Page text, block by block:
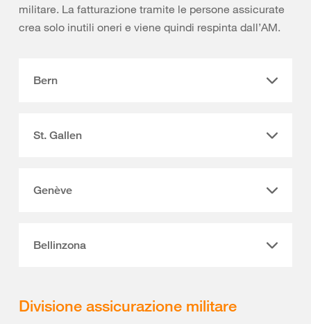
militare. La fatturazione tramite le persone assicurate
crea solo inutili oneri e viene quindi respinta dall’AM.
Bern
St. Gallen
Genève
Bellinzona
Divisione assicurazione militare